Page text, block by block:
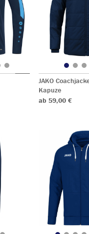
JAKO
Kapuze
ab 59,00 €